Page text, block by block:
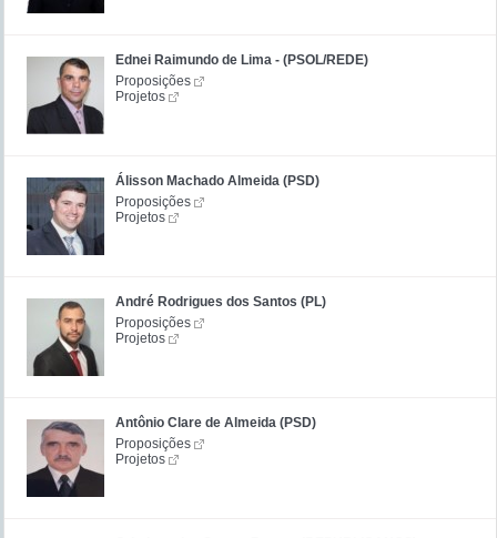
Ednei Raimundo de Lima - (PSOL/REDE)
Proposições
Projetos
Álisson Machado Almeida (PSD)
Proposições
Projetos
André Rodrigues dos Santos (PL)
Proposições
Projetos
Antônio Clare de Almeida (PSD)
Proposições
Projetos